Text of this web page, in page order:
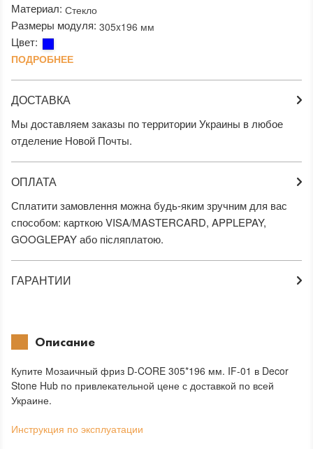
Материал: Стекло
Размеры модуля: 305x196 мм
Цвет:
ПОДРОБНЕЕ
ДОСТАВКА
Мы доставляем заказы по территории Украины в любое
отделение Новой Почты.
ОПЛАТА
Сплатити замовлення можна будь-яким зручним для вас
способом: карткою VISA/MASTERCARD, APPLEPAY,
GOOGLEPAY або післяплатою.
ГАРАНТИИ
Описание
Купите Мозаичный фриз D-CORE 305*196 мм. IF-01 в Decor
Stone Hub по привлекательной цене с доставкой по всей
Украине.
Инструкция по эксплуатации